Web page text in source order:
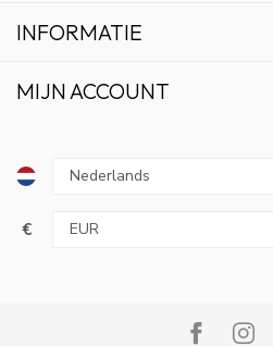
INFORMATIE
MIJN ACCOUNT
€
DE HOOGTE VAN